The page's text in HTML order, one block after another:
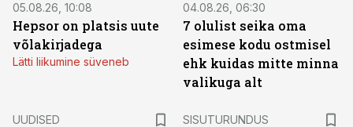
05.08.26, 10:08
Hepsor on platsis uute
võlakirjadega
Lätti liikumine süveneb
04.08.26, 06:30
7 olulist seika oma
esimese kodu ostmisel
ehk kuidas mitte minna
valikuga alt
UUDISED
SISUTURUNDUS